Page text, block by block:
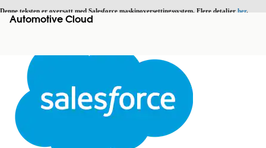
Denne teksten er oversatt med Salesforce maskinoversettingssystem. Flere detaljer her.
Bytt til engelsk Ikke nå
Avslutt Avslutt
Automotive Cloud